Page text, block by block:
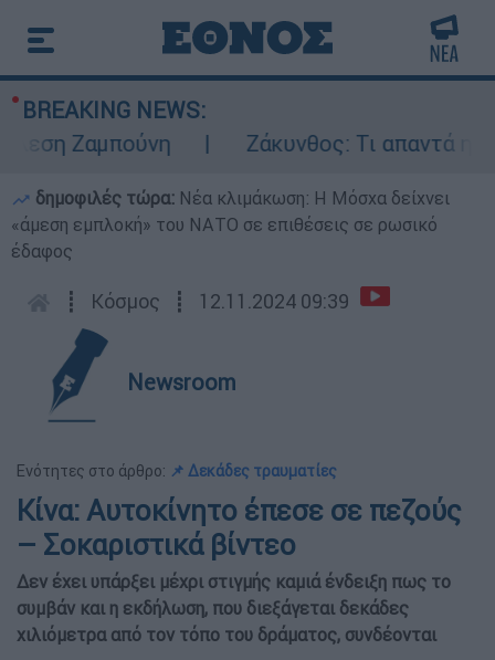
BREAKING NEWS:
Ζαμπούνη
Ζάκυνθος: Τι απαντά η
δημοφιλές τώρα: Νέα κλιμάκωση: Η Μόσχα δείχνει
«άμεση εμπλοκή» του ΝΑΤΟ σε επιθέσεις σε ρωσικό
έδαφος
┋ Κόσμος ┋ 12.11.2024 09:39
Newsroom
Ενότητες στο άρθρο: 📌 Δεκάδες τραυματίες
Κίνα: Αυτοκίνητο έπεσε σε πεζούς
– Σοκαριστικά βίντεο
Δεν έχει υπάρξει μέχρι στιγμής καμιά ένδειξη πως το
συμβάν και η εκδήλωση, που διεξάγεται δεκάδες
χιλιόμετρα από τον τόπο του δράματος, συνδέονται